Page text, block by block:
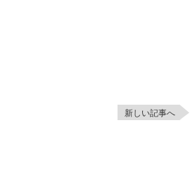
新しい記事へ